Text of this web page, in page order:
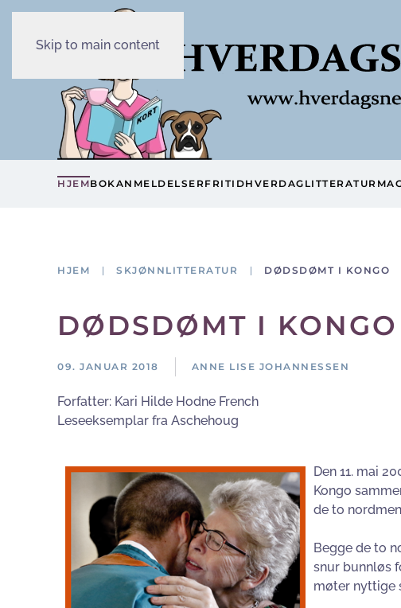
Skip to main content
HJEMBOKANMELDELSERFRITIDHVERDAG LITTERATUR
HJEM SKJØNNLITTERATUR DØDSDØMT I KONGO
DØDSDØMT I KONGO
09. JANUAR 2018 ANNE LISE JOHANNESSEN
Forfatter: Kari Hilde Hodne French
Leseeksemplar fra Aschehoug
Den 11. mai
Kongo
de to
Begge de to
snur bunnløs
møter nyttige